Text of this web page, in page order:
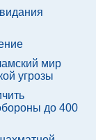
мир
угрозы
до 400